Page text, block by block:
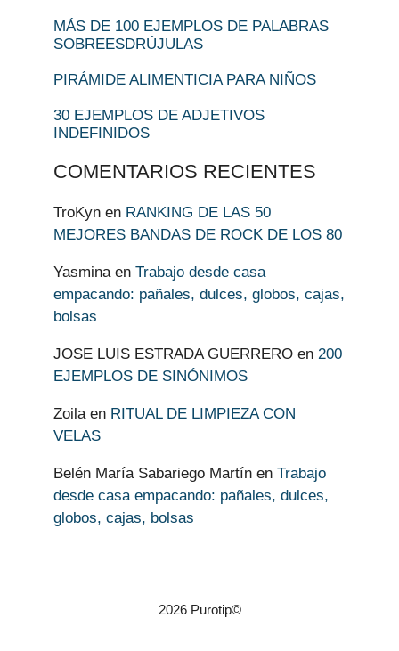
MÁS DE 100 EJEMPLOS DE PALABRAS
SOBREESDRÚJULAS
PIRÁMIDE ALIMENTICIA PARA NIÑOS
30 EJEMPLOS DE ADJETIVOS
INDEFINIDOS
COMENTARIOS RECIENTES
TroKyn en RANKING DE LAS 50
MEJORES BANDAS DE ROCK DE LOS 80
Yasminaen Trabajo desde casa
empacando: pañales, dulces, globos, cajas,
bolsas
JOSE LUIS ESTRADA GUERRERO en 200
EJEMPLOS DE SINÓNIMOS
Zoilaen RITUAL DE LIMPIEZA CON
VELAS
Belén María Sabariego Martín en Trabajo
desde casa empacando: pañales, dulces,
globos, cajas, bolsas
2026 Purotip©